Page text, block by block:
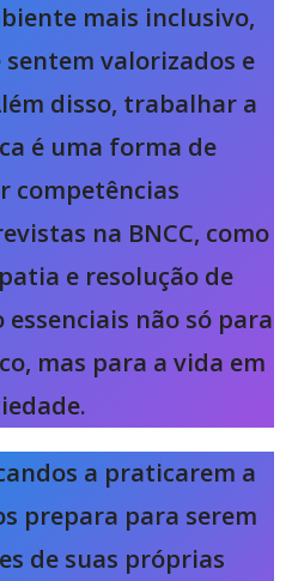
mais inclusivo,
sentem valorizados e
disso, trabalhar a
é uma forma de
competências
na BNCC, como
e resolução de
não só para
mas para a vida em
a praticarem a
prepara para serem
de suas próprias